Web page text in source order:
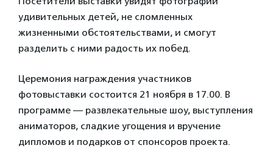
удивительных детей, не сломленных
жизненными обстоятельствами, и смогут
разделить с ними радость их побед.
Церемония награждения участников
фотовыставки состоится 21 ноября в 17.00. В
программе — развлекательные шоу, выступления
аниматоров, сладкие угощения и вручение
дипломов и подарков от спонсоров проекта.